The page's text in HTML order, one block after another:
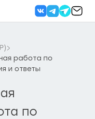
работа по
и ответы
по